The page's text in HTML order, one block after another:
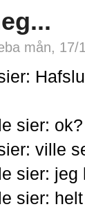
mån, 17/
sier: ok?
ville
sier: jeg
sier: